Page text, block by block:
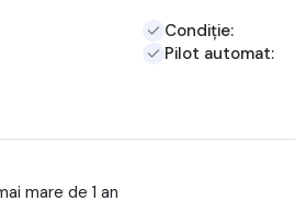
Condiție:
Pilot automat:
mare de 1 an